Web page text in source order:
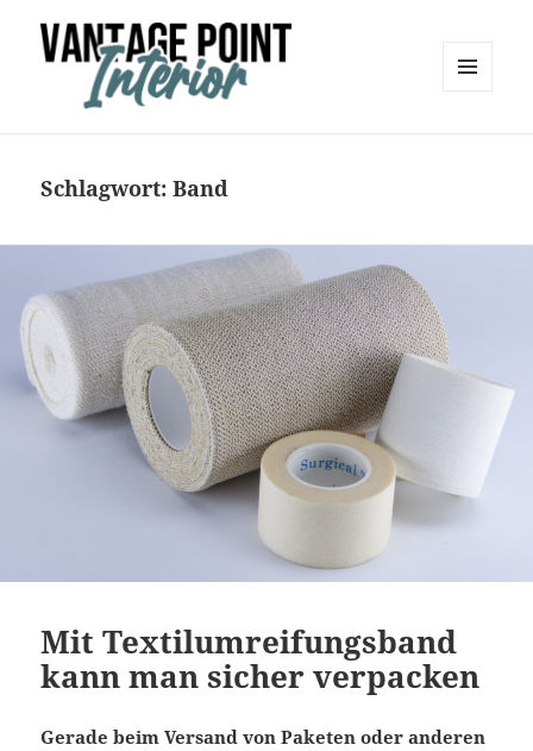
Schlagwort:Band
Mit Textilumreifungsband
kann man sicher verpacken
Gerade beim Versand von Paketen oder anderen